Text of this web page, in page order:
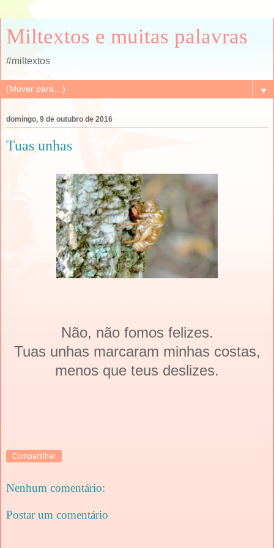
Miltextos e muitas palavras
#miltextos
▼
domingo, 9 de outubro de 2016
Tuas unhas
Não, não fomos felizes.
Tuas unhas marcaram minhas costas,
menos que teus deslizes.
Compartilhar
Nenhum comentário:
Postar um comentário